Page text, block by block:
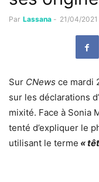
Par Lassana - 21/04/2021
Sur CNews ce mardi
sur les déclarations
mixité. Face à Sonia
tenté d’expliquer le
utilisant le terme «